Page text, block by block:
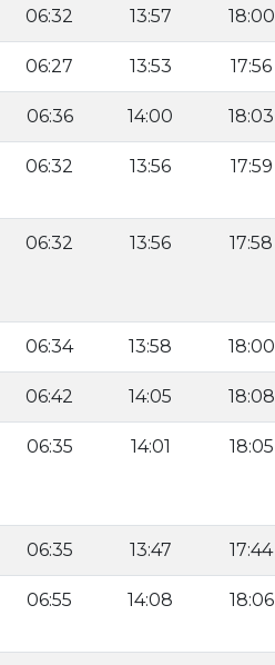
06:32 13:57 18:00
06:27 13:53 17:56
06:36 14:00 18:03
06:32 13:56 17:59
06:32 13:56 17:58
06:34 13:58 18:00
06:42 14:05 18:08
06:35 14:01 18:05
06:35 13:47 17:44
06:55 14:08 18:06